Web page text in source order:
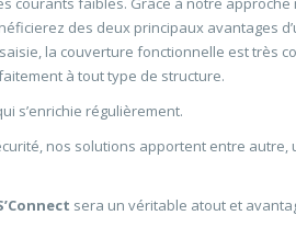
des deux principaux avantages
la couverture fonctionnelle est très
à tout type de structure.
s’enrichie régulièrement.
nos solutions apportent entre
sera un véritable atout et